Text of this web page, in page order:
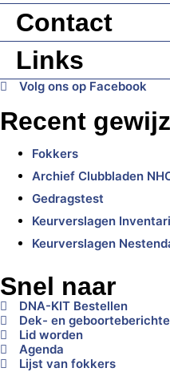
Contact
Links
Volg ons op Facebook
Recent
Fokkers
Archief Clubbladen
Gedragstest
Keurverslagen
Keurverslagen
Snel naar
DNA-KIT Bestellen
Dek- en
Lid worden
Agenda
Lijst van fokkers